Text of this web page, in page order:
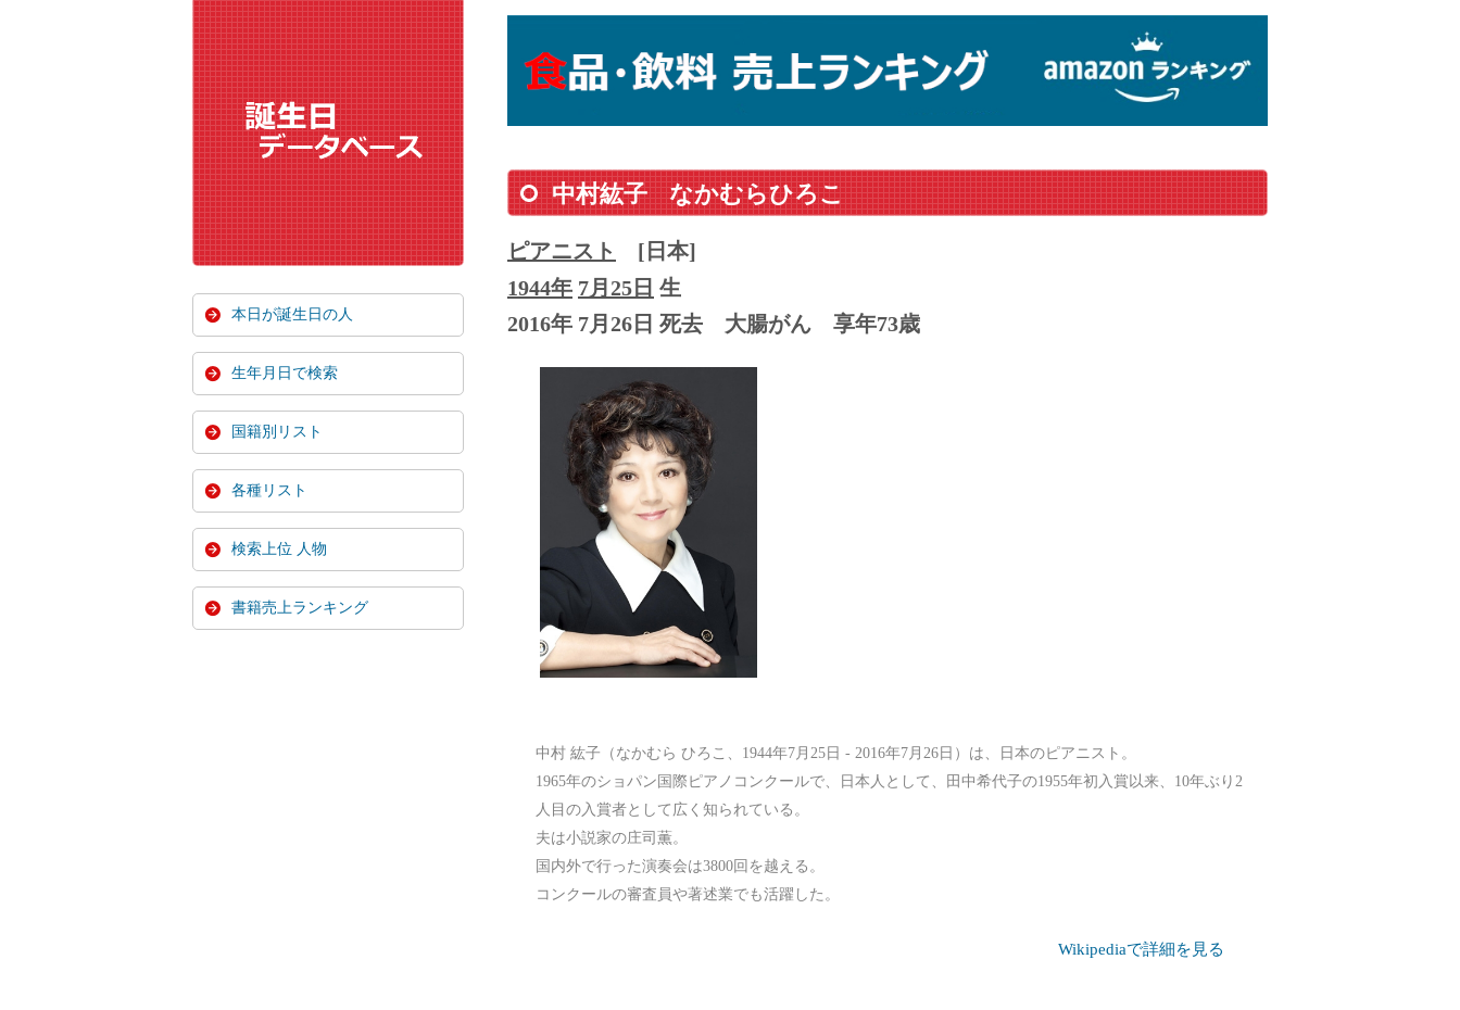
中村紘子 なかむらひろこ
ピアニスト
[日本]
1944年 7月25日 生
2016年 7月26日 死去
大腸がん 享年73歳
中村 紘子（なかむら ひろこ、1944年7月25日 - 2016年7月26日）は、日本のピアニスト。
1965年のショパン国際ピアノコンクールで、日本人として、田中希代子の1955年初入賞以来、10年ぶり2
人目の入賞者として広く知られている。
夫は小説家の庄司薫。
国内外で行った演奏会は3800回を越える。
コンクールの審査員や著述業でも活躍した。
Wikipediaで詳細を見る
本日が誕生日の人
生年月日で検索
国籍別リスト
各種リスト
検索上位 人物
書籍売上ランキング